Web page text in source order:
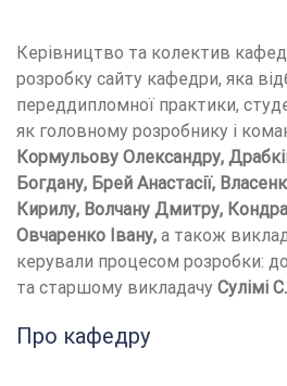
Керівництво та колектив
розробку сайту кафедри, яка
переддипломної практики,
як головному розробнику і
Кормульову Олександру,
Богдану, Брей Анастасії,
Кирилу, Волчану Дмитру,
Овчаренко Івану, а також
керували процесом розробки:
та старшому викладачу Сулімі
Про кафедру